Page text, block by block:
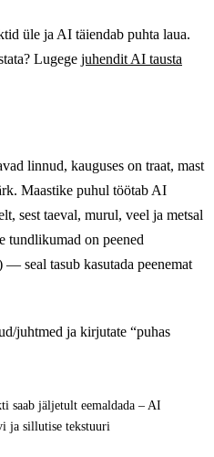
üle ja AI täiendab puhta laua.
Lugege juhendit AI tausta
linnud, kauguses on traat, mast
Maastike puhul töötab AI
sest taeval, murul, veel ja metsal
tundlikumad on peened
seal tasub kasutada peenemat
juhtmed ja kirjutate “puhas
saab jäljetult eemaldada – AI
ja sillutise tekstuuri